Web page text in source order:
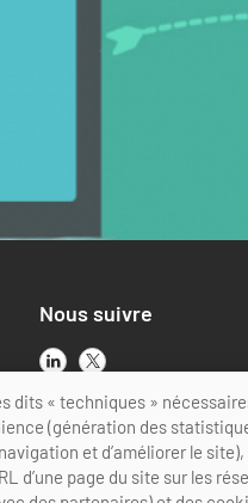
Nous suivre
dits « techniques »
(génération des
et d’améliorer le
d’une page du site sur les